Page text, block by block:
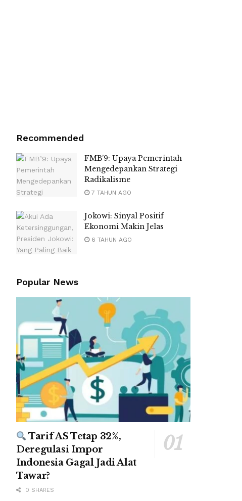
Recommended
FMB’9: Upaya Pemerintah
Mengedepankan Strategi
Radikalisme
7 TAHUN AGO
Jokowi: Sinyal Positif
Ekonomi Makin Jelas
6 TAHUN AGO
Popular News
Tarif AS Tetap 32%,
Deregulasi Impor
Indonesia Gagal Jadi Alat
Tawar?
0 SHARES